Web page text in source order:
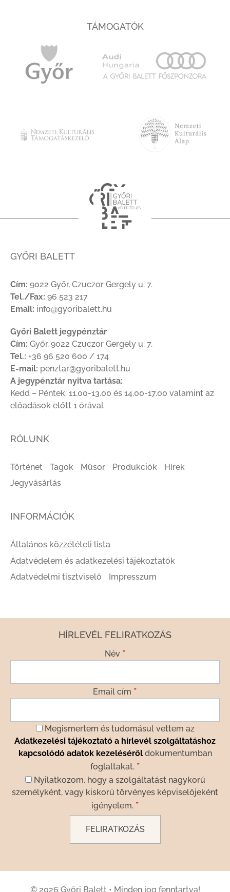
TÁMOGATÓK
GYŐRI BALETT
Cím: 9022 Győr, Czuczor Gergely u. 7.
Tel./Fax: 96 523 217
Email: info@gyoribalett.hu
Győri Balett jegypénztár
Cím: Győr, 9022 Czuczor Gergely u. 7.
Tel.: +36 96 520 600 / 174
E-mail: penztar@gyoribalett.hu
A jegypénztár nyitva tartása:
Kedd – Péntek: 11.00-13.00 és 14.00-17.00 valamint az
előadások előtt 1 órával
RÓLUNK
Történet Tagok Műsor Produkciók
Hírek
Jegyvásárlás
INFORMÁCIÓK
Általános közzétételi lista
Adatvédelem és adatkezelési tájékoztatók
Adatvédelmi tisztviselő
Impresszum
HÍRLEVÉL FELIRATKOZÁS
Név *
Email cím *
Megismertem és tudomásul vettem az
Adatkezelési tájékoztató a hírlevél szolgáltatáshoz
kapcsolódó adatok kezelésérőldokumentumban
foglaltakat. *
Nyilatkozom, hogy a szolgáltatást nagykorú
személyként, vagy kiskorú törvényes képviselőjeként
igényelem. *
© 2026 Győri Balett • Minden jog fenntartva!